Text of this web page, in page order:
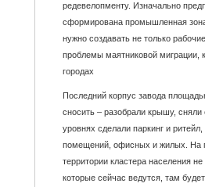
редевелопменту. Изначально
сформирована промышленная
нужно создавать не только
проблемы маятниковой миграции,
городах
Последний корпус завода
сносить – разобрали крышу,
уровнях сделали паркинг и
помещений, офисных и жилых. На
территории кластера населения
которые сейчас ведутся, там